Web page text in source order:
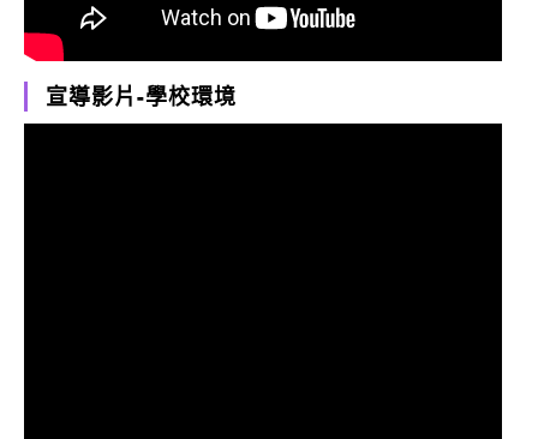
宣導影片-學校環境